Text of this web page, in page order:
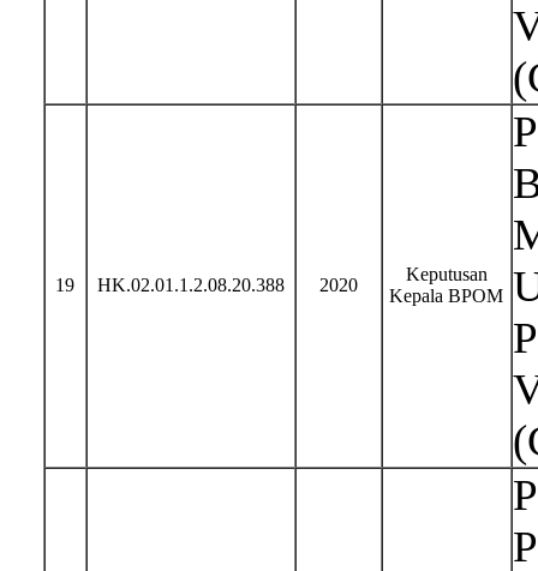
19 HK.02.01.1.2.08.20.388 2020
Keputusan
Kepala BPOM